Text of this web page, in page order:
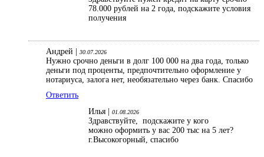
78.000 рублей на 2 года, подскажите условия
получения
Андрей | 30.07.2026
Нужно срочно деньги в долг 100 000 на два года, только
деньги под проценты, предпочтительно оформление у
нотариуса, залога нет, необязательно через банк. Спасибо
Ответить
Илья |
01.08.2026
Здравствуйте, подскажите у кого
можно оформить у вас 200 тыс на 5 лет?
г.Высокогорный, спасибо